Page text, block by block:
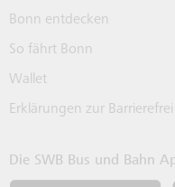
Bonn entdecken
So fährt Bonn
Wallet
Erklärungen zur
Die SWB Bus und Bahn